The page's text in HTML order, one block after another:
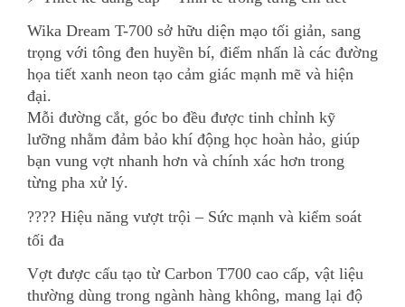
Wika Dream T-700 sở hữu diện mạo tối giản, sang
trọng với tông đen huyền bí, điểm nhấn là các đường
họa tiết xanh neon tạo cảm giác mạnh mẽ và hiện
đại.
Mỗi đường cắt, góc bo đều được tinh chỉnh kỹ
lưỡng nhằm đảm bảo khí động học hoàn hảo, giúp
bạn vung vợt nhanh hơn và chính xác hơn trong
từng pha xử lý.
???? Hiệu năng vượt trội – Sức mạnh và kiểm soát
tối đa
Vợt được cấu tạo từ Carbon T700 cao cấp, vật liệu
thường dùng trong ngành hàng không, mang lại độ